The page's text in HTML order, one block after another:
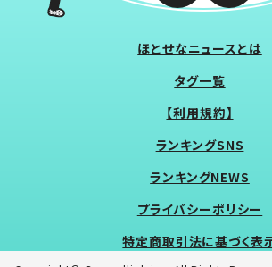
ほとせなニュースとは
タグ一覧
【利用規約】
ランキングSNS
ランキングNEWS
プライバシーポリシー
特定商取引法に基づく表